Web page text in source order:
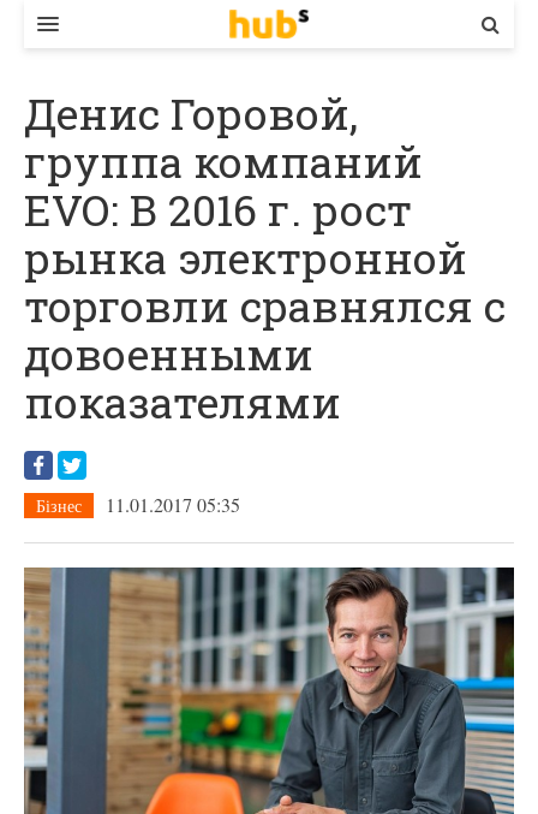
ЕКОНОМІКА
БІЗНЕС
СТАРТЕР
КОНТАКТИ
Денис Горовой,
группа компаний
EVO: В 2016 г. рост
рынка электронной
торговли сравнялся с
довоенными
показателями
Бізнес 11.01.2017 05:35